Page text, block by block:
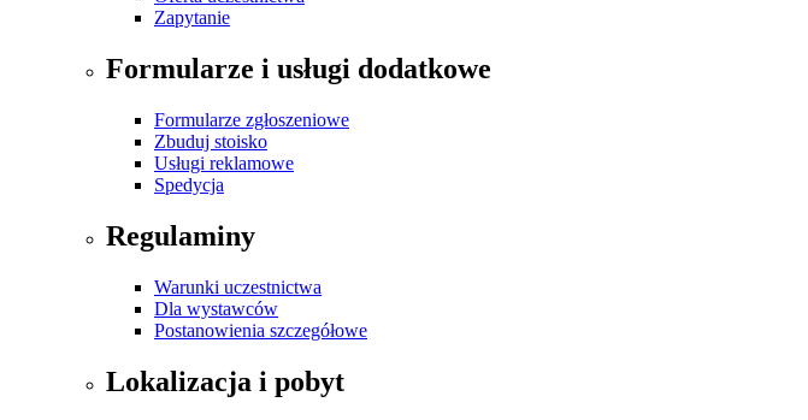
Zapytanie
Formularze i usługi dodatkowe
Formularze zgłoszeniowe
Zbuduj stoisko
Usługi reklamowe
Spedycja
Regulaminy
Warunki uczestnictwa
Dla wystawców
Postanowienia szczegółowe
Lokalizacja i pobyt